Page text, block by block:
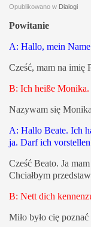
Opublikowano w Dialogi
Powitanie
A: Hallo, mein
Cześć, mam na imię
B: Ich heiße Monika.
Nazywam się
A: Hallo Beate. Ich
ja. Darf ich
Cześć Beato. Ja
Chciałbym
B: Nett dich
Miło było cię